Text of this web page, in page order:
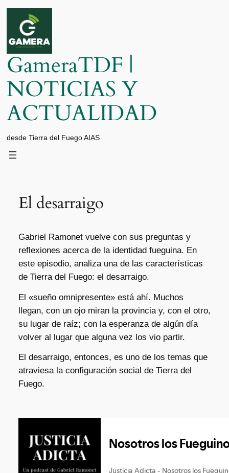
Saltar
contenido
GameraTDF |
NOTICIAS Y
ACTUALIDAD
desde Tierra del Fuego AIAS
El desarraigo
Gabriel Ramonet vuelve con sus preguntas y
reflexiones acerca de la identidad fueguina. En
este episodio, analiza una de las características
de Tierra del Fuego: el desarraigo.
El «sueño omnipresente» está ahí. Muchos
llegan, con un ojo miran la provincia y, con el otro,
su lugar de raíz; con la esperanza de algún día
volver al lugar que alguna vez los vio partir.
El desarraigo, entonces, es uno de los temas que
atraviesa la configuración social de Tierra del
Fuego.